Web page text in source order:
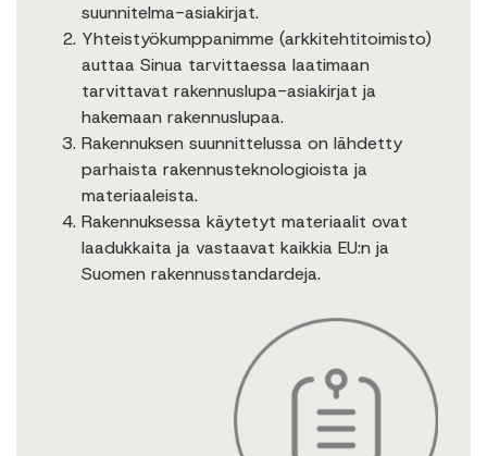
suunnitelma-asiakirjat.
Yhteistyökumppanimme (arkkitehtitoimisto)
auttaa Sinua tarvittaessa laatimaan
tarvittavat rakennuslupa-asiakirjat ja
hakemaan rakennuslupaa.
Rakennuksen suunnittelussa on lähdetty
parhaista rakennusteknologioista ja
materiaaleista.
Rakennuksessa käytetyt materiaalit ovat
laadukkaita ja vastaavat kaikkia EU:n ja
Suomen rakennusstandardeja.